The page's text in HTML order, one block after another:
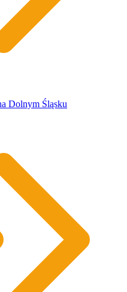
Dolnym Śląsku